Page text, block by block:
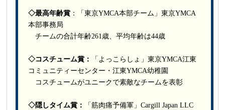
◇最高年齢賞：「東京YMCA本部チーム」東京YMCA
本部事務局
チームの合計年齢261歳、平均年齢は44歳
◇コスチューム賞：
「よっこらしょ」東京YMCA江東
コミュニティーセンター・江東YMCA幼稚園
コスチュームがユニークで素敵なチームを表彰
◇隠しタイム賞：
「筋肉痛予備軍」Cargill Japan LLC